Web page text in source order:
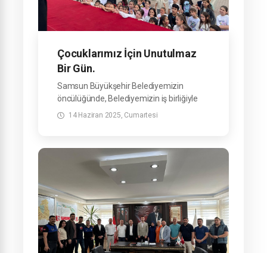
Çocuklarımız İçin Unutulmaz
Bir Gün.
Samsun Büyükşehir Belediyemizin
öncülüğünde, Belediyemizin iş birliğiyle
ilçemizde düzenlediğimiz Çocuk Şenliği,
14 Haziran 2025, Cumartesi